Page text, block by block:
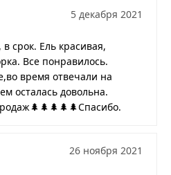
5 декабря 2021
срок. Ель красивая,
Все понравилось.
время отвечали на
осталась довольна.
26 ноября 2021